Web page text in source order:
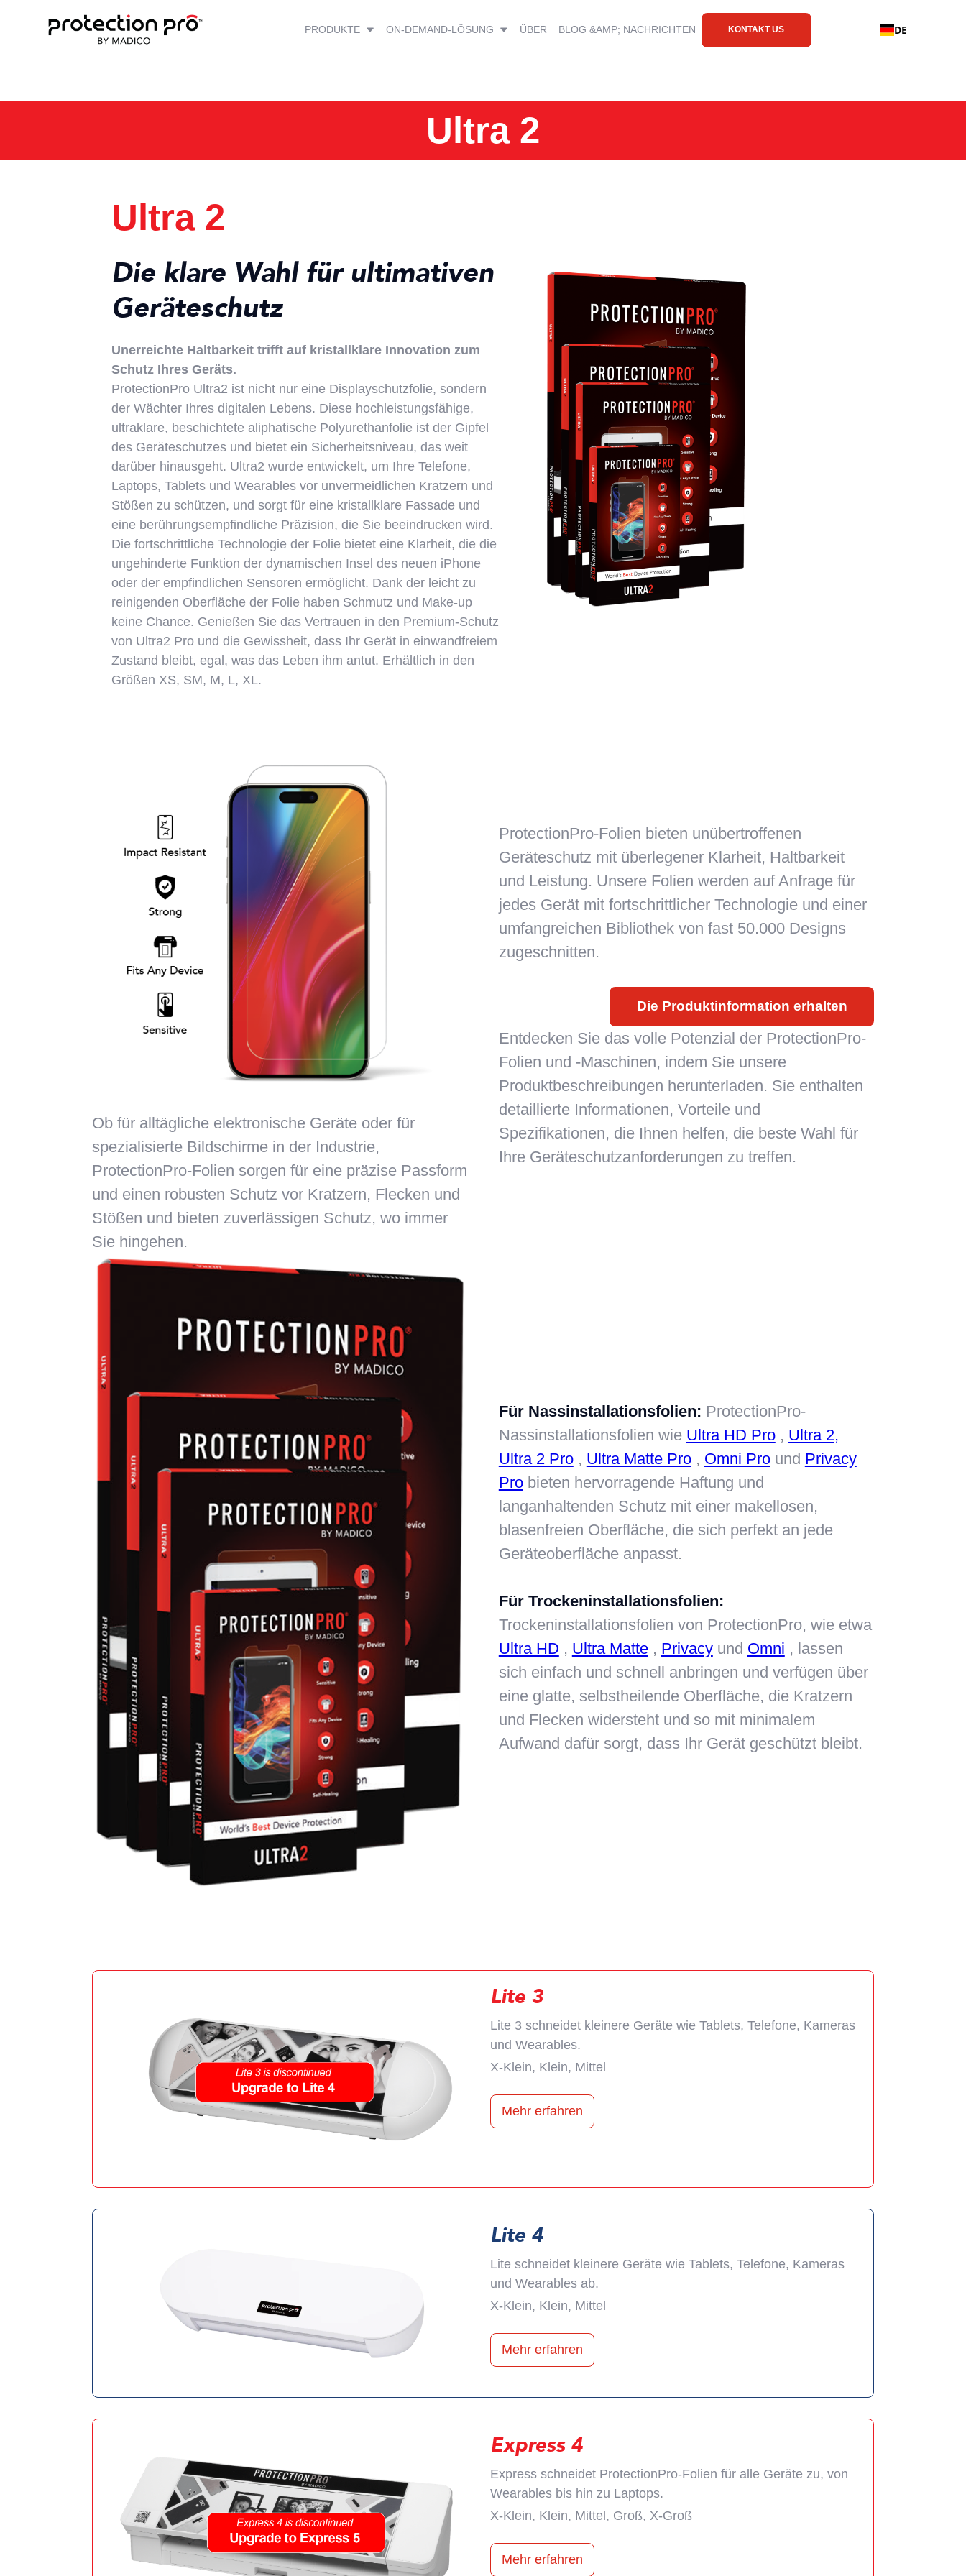
PRODUKTE ON-DEMAND-LÖSUNG ÜBER BLOG &AMP; NACHRICHTEN KONTAKT US DE
Ultra 2
Ultra 2
Die klare Wahl für ultimativen
Geräteschutz
Unerreichte Haltbarkeit trifft auf kristallklare Innovation zum
Schutz Ihres Geräts.
ProtectionPro Ultra2 ist nicht nur eine Displayschutzfolie, sondern
der Wächter Ihres digitalen Lebens. Diese hochleistungsfähige,
ultraklare, beschichtete aliphatische Polyurethanfolie ist der Gipfel
des Geräteschutzes und bietet ein Sicherheitsniveau, das weit
darüber hinausgeht. Ultra2 wurde entwickelt, um Ihre Telefone,
Laptops, Tablets und Wearables vor unvermeidlichen Kratzern und
Stößen zu schützen, und sorgt für eine kristallklare Fassade und
eine berührungsempfindliche Präzision, die Sie beeindrucken wird.
Die fortschrittliche Technologie der Folie bietet eine Klarheit, die die
ungehinderte Funktion der dynamischen Insel des neuen iPhone
oder der empfindlichen Sensoren ermöglicht. Dank der leicht zu
reinigenden Oberfläche der Folie haben Schmutz und Make-up
keine Chance. Genießen Sie das Vertrauen in den Premium-Schutz
von Ultra2 Pro und die Gewissheit, dass Ihr Gerät in einwandfreiem
Zustand bleibt, egal, was das Leben ihm antut. Erhältlich in den
Größen XS, SM, M, L, XL.
Ob für alltägliche elektronische Geräte oder für
spezialisierte Bildschirme in der Industrie,
ProtectionPro-Folien sorgen für eine präzise Passform
und einen robusten Schutz vor Kratzern, Flecken und
Stößen und bieten zuverlässigen Schutz, wo immer
Sie hingehen.
ProtectionPro-Folien bieten unübertroffenen
Geräteschutz mit überlegener Klarheit, Haltbarkeit
und Leistung. Unsere Folien werden auf Anfrage für
jedes Gerät mit fortschrittlicher Technologie und einer
umfangreichen Bibliothek von fast 50.000 Designs
zugeschnitten.
Die Produktinformation erhalten
Entdecken Sie das volle Potenzial der ProtectionPro-
Folien und -Maschinen, indem Sie unsere
Produktbeschreibungen herunterladen. Sie enthalten
detaillierte Informationen, Vorteile und
Spezifikationen, die Ihnen helfen, die beste Wahl für
Ihre Geräteschutzanforderungen zu treffen.
Für Nassinstallationsfolien: ProtectionPro-
Nassinstallationsfolien wie Ultra HD Pro, Ultra 2,
Ultra 2 Pro, Ultra Matte Pro, Omni Pround Privacy
Probieten hervorragende Haftung und
langanhaltenden Schutz mit einer makellosen,
blasenfreien Oberfläche, die sich perfekt an jede
Geräteoberfläche anpasst.
Für Trockeninstallationsfolien:
Trockeninstallationsfolien von ProtectionPro, wie etwa
Ultra HD , Ultra Matte, Privacyund Omni , lassen
sich einfach und schnell anbringen und verfügen über
eine glatte, selbstheilende Oberfläche, die Kratzern
und Flecken widersteht und so mit minimalem
Aufwand dafür sorgt, dass Ihr Gerät geschützt bleibt.
Lite 3
Lite 3 schneidet kleinere Geräte wie Tablets, Telefone, Kameras
und Wearables.
X-Klein, Klein, Mittel
Mehr erfahren
Lite 4
Lite schneidet kleinere Geräte wie Tablets, Telefone, Kameras
und Wearables ab.
X-Klein, Klein, Mittel
Mehr erfahren
Express 4
Express schneidet ProtectionPro-Folien für alle Geräte zu, von
Wearables bis hin zu Laptops.
X-Klein, Klein, Mittel, Groß, X-Groß
Mehr erfahren